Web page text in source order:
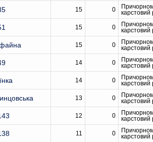
15 0
карстовий
15 0
карстовий
15 0
карстовий
14 0
карстовий
14 0
карстовий
13 0
карстовий
12 0
карстовий
11 0
карстовий